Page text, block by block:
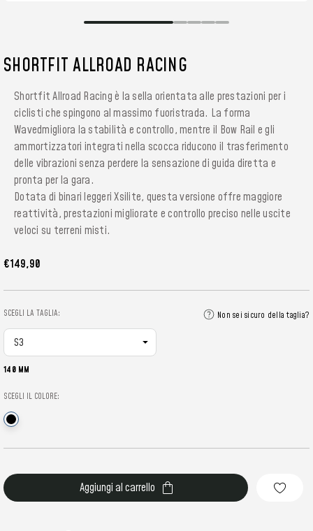
SHORTFIT ALLROAD RACING
Shortfit Allroad Racing è la sella orientata alle prestazioni per i
ciclisti che spingono al massimo fuoristrada. La forma
Wavedmigliora la stabilità e controllo, mentre il Bow Rail e gli
ammortizzatori integrati nella scocca riducono il trasferimento
delle vibrazioni senza perdere la sensazione di guida diretta e
pronta per la gara.
Dotata di binari leggeri Xsilite, questa versione offre maggiore
reattività, prestazioni migliorate e controllo preciso nelle uscite
veloci su terreni misti.
€149,90
SCEGLI LA TAGLIA:
140 MM
SCEGLI IL COLORE:
Non sei sicuro della taglia?
Stock
attuale: